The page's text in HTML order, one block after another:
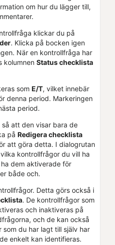
om hur du lägger till,
klickar du på
. Klicka på bocken igen
När en kontrollfråga har
kolumnen Status checklista
som E/T, vilket innebär
denna period. Markeringen
period.
att den visar bara de
på Redigera checklista
att göra detta. I dialogrutan
kontrollfrågor du vill ha
dem aktiverade för
både och.
Detta görs också i
. De kontrollfrågor som
och inaktiveras på
och de kan också
du har lagt till själv har
enkelt kan identifieras.